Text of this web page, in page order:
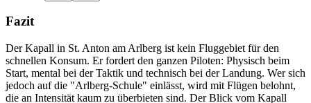
Fazit
Der Kapall in St. Anton am Arlberg ist kein Fluggebiet für den
schnellen Konsum. Er fordert den ganzen Piloten: Physisch beim
Start, mental bei der Taktik und technisch bei der Landung. Wer sich
jedoch auf die "Arlberg-Schule" einlässt, wird mit Flügen belohnt,
die an Intensität kaum zu überbieten sind. Der Blick vom Kapall